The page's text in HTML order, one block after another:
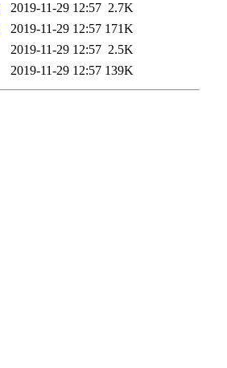
2019-11-29 12:57 2.7K
2019-11-29 12:57 171K
2019-11-29 12:57 2.5K
2019-11-29 12:57 139K